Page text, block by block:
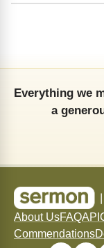
Everything we
a
About UsFAQAPI
Commendations